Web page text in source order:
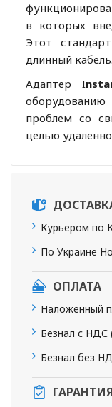
в которых
Этот
длинный кабель.
Адаптер I
проблем со
целью
Курьером по
По Украине
ОПЛАТА
Наложенный
Безнал с НДС
Безнал без